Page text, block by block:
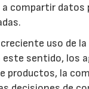
compartir datos
creciente uso de
este sentido, los
productos, la